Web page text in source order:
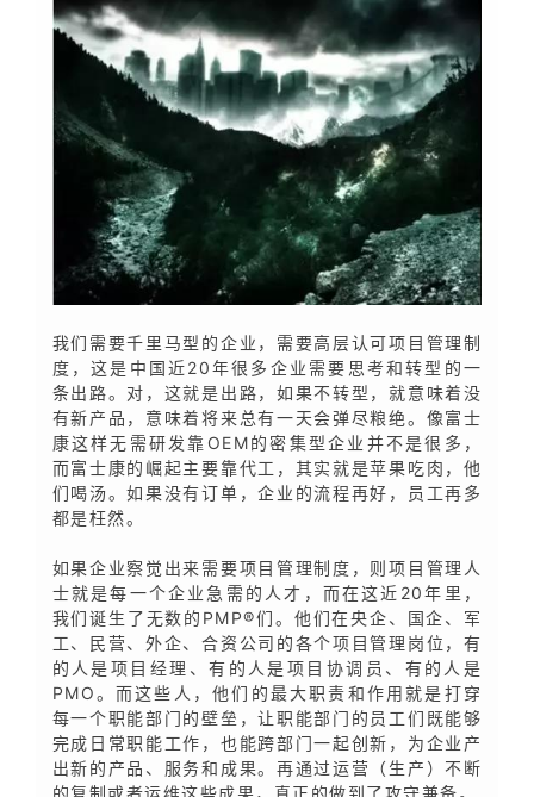
我们需要千里马型的企业，需要高层认可项目管理制
度，这是中国近20年很多企业需要思考和转型的一
条出路。对，这就是出路，如果不转型，就意味着没
有新产品，意味着将来总有一天会弹尽粮绝。像富士
康这样无需研发靠OEM的密集型企业并不是很多，
而富士康的崛起主要靠代工，其实就是苹果吃肉，他
们喝汤。如果没有订单，企业的流程再好，员工再多
都是枉然。
如果企业察觉出来需要项目管理制度，则项目管理人
士就是每一个企业急需的人才，而在这近20年里，
我们诞生了无数的PMP®们。他们在央企、国企、军
工、民营、外企、合资公司的各个项目管理岗位，有
的人是项目经理、有的人是项目协调员、有的人是
PMO。而这些人，他们的最大职责和作用就是打穿
每一个职能部门的壁垒，让职能部门的员工们既能够
完成日常职能工作，也能跨部门一起创新，为企业产
出新的产品、服务和成果。再通过运营（生产）不断
的复制或者运维这些成果，真正的做到了攻守兼备。